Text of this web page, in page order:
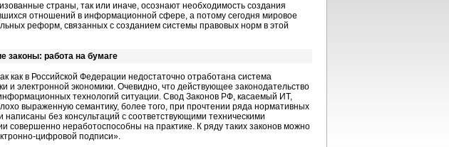
страны, так или иначе, осознают необходимость создания
отношений в информационной сфере, а потому сегодня мировое
реформ, связанных с созданием системы правовых норм в этой
законы: работа на бумаге
в Российской Федерации недостаточно отработана система
электронной экономики. Очевидно, что действующее законодательство
технологий ситуации. Свод Законов РФ, касаемый ИТ,
выраженную семантику, более того, при прочтении ряда нормативных
без консультаций с соответствующими техническими
совершенно неработоспособны на практике. К ряду таких законов можно
цифровой подписи».